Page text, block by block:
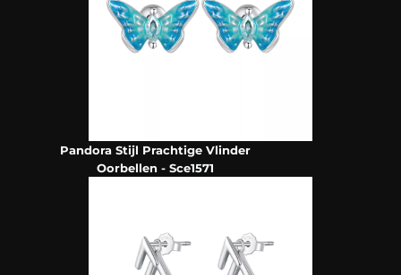
Pandora Stijl Prachtige Vlinder
Oorbellen - Sce1571